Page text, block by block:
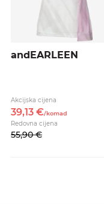
andEARLEEN
Akcijska cijena
39,13 €/komad
Redovna cijena
55,90 €